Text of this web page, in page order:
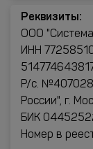
Реквизиты:
ООО
ИНН
Р/с.
России", г.
БИК
Номер в